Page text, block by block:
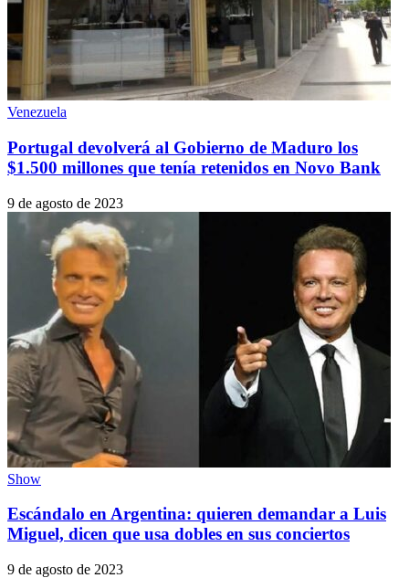
Venezuela
Portugal devolverá al Gobierno de Maduro los
$1.500 millones que tenía retenidos en Novo Bank
9 de agosto de 2023
Show
Escándalo en Argentina: quieren demandar a Luis
Miguel, dicen que usa dobles en sus conciertos
9 de agosto de 2023